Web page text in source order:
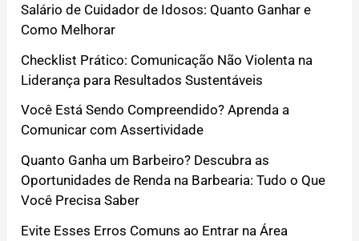
Salário de Cuidador de Idosos: Quanto Ganhar e
Como Melhorar
Checklist Prático: Comunicação Não Violenta na
Liderança para Resultados Sustentáveis
Você Está Sendo Compreendido? Aprenda a
Comunicar com Assertividade
Quanto Ganha um Barbeiro? Descubra as
Oportunidades de Renda na Barbearia: Tudo o Que
Você Precisa Saber
Evite Esses Erros Comuns ao Entrar na Área